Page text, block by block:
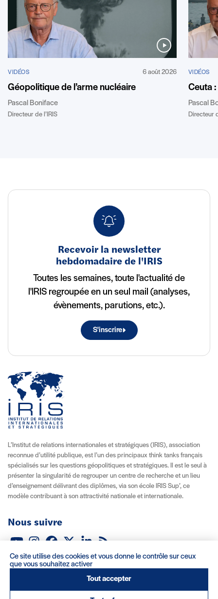
VIDÉOS 6 août 2026
Géopolitique de l’arme nucléaire
Pascal Boniface
Directeur de l’IRIS
VIDÉOS
Ceuta
Pascal
Directeur
Recevoir la newsletter
hebdomadaire de l'IRIS
Toutes les semaines, toute l'actualité de
l'IRIS regroupée en un seul mail (analyses,
évènements, parutions, etc.).
S'inscrire
L’Institut de relations internationales et stratégiques (IRIS), association
reconnue d’utilité publique, est l’un des principaux think tanks français
spécialisés sur les questions géopolitiques et stratégiques. Il est le seul à
présenter la singularité de regrouper un centre de recherche et un lieu
d’enseignement délivrant des diplômes, via son école IRIS Sup’, ce
modèle contribuant à son attractivité nationale et internationale.
Nous suivre
À propos
Recrutement Locations Contact
Ce site utilise des cookies et vous donne le contrôle sur ceux
que vous souhaitez activer
Tout accepter